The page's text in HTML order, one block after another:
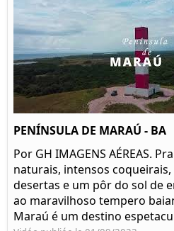
PENÍNSULA DE MARAÚ - BA
Por GH IMAGENS AÉREAS.
naturais, intensos
desertas e um pôr do sol de
ao maravilhoso tempero
Maraú é um destino